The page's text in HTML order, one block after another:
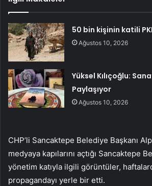
50 bin kişinin katili
Ağustos 10, 2026
Yüksel Kılıçoğlu:
Paylaşıyor
Ağustos 10, 2026
CHP’li Sancaktepe Belediye Başkanı
medyaya kapılarını açtığı Sancaktepe
yönetim katıyla ilgili görüntüler,
propagandayı yerle bir etti.